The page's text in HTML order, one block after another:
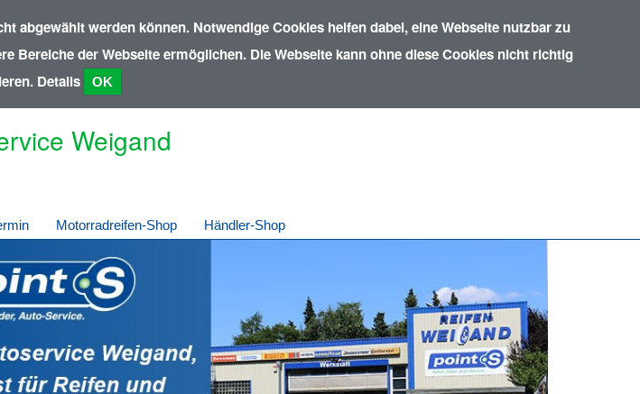
abgewählt werden können. Notwendige Cookies helfen dabei, eine Webseite nutzbar zu
der Webseite ermöglichen. Die Webseite kann ohne diese Cookies nicht richtig
Details OK
Weigand
Motorradreifen-Shop Händler-Shop